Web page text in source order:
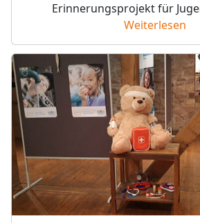
Erinnerungsprojekt für
Weiterlesen